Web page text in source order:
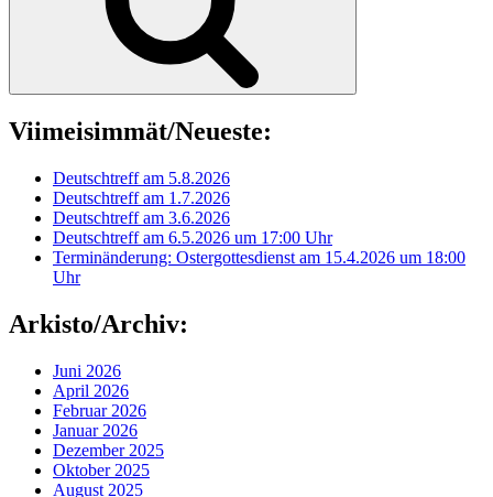
Viimeisimmät/Neueste:
Deutschtreff am 5.8.2026
Deutschtreff am 1.7.2026
Deutschtreff am 3.6.2026
Deutschtreff am 6.5.2026 um 17:00 Uhr
Terminänderung: Ostergottesdienst am 15.4.2026 um 18:00
Uhr
Arkisto/Archiv:
Juni 2026
April 2026
Februar 2026
Januar 2026
Dezember 2025
Oktober 2025
August 2025